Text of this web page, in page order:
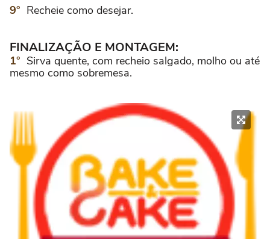
Recheie como desejar.
FINALIZAÇÃO E MONTAGEM:
Sirva quente, com recheio salgado, molho ou até
mesmo como sobremesa.